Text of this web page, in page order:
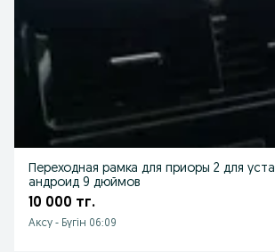
Переходная рамка для приоры 2 для
андроид 9 дюймов
10 000 тг.
Аксу - Бүгін 06:09